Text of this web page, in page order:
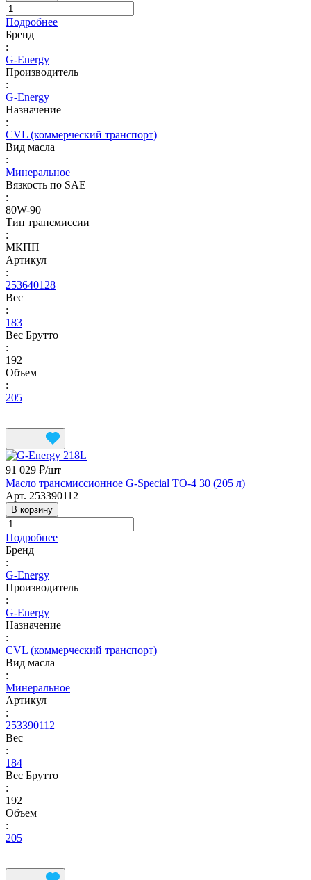
Подробнее
Бренд
:
G-Energy
Производитель
:
G-Energy
Назначение
:
CVL (коммерческий транспорт)
Вид масла
:
Минеральное
Вязкость по SAE
:
80W-90
Тип трансмиссии
:
МКПП
Артикул
:
253640128
Вес
:
183
Вес Брутто
:
192
Объем
:
205
91 029 ₽/шт
Масло трансмиссионное G-Special TO-4 30 (205 л)
Арт. 253390112
В корзину
Подробнее
Бренд
:
G-Energy
Производитель
:
G-Energy
Назначение
:
CVL (коммерческий транспорт)
Вид масла
:
Минеральное
Артикул
:
253390112
Вес
:
184
Вес Брутто
:
192
Объем
:
205